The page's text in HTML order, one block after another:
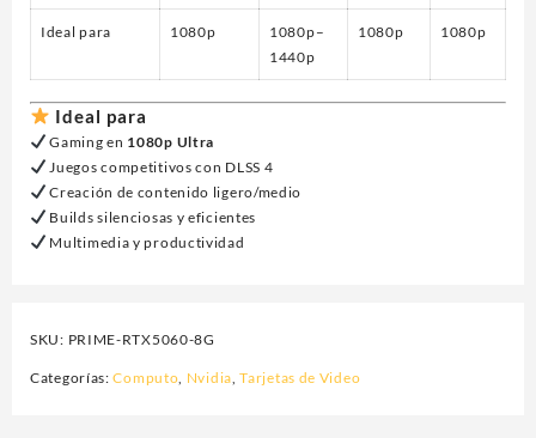
Ideal para 1080p
1080p–
1440p
1080p 1080p
Ideal para
Gaming en 1080p Ultra
Juegos competitivos con DLSS 4
Creación de contenido ligero/medio
Builds silenciosas y eficientes
Multimedia y productividad
SKU: PRIME-RTX5060-8G
Categorías:Computo Nvidia ,Tarjetas de Video